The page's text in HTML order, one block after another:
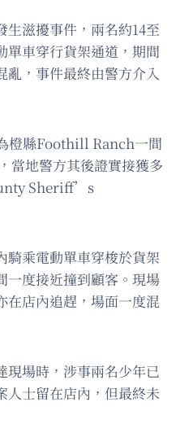
生滋擾事件，兩名約14至
單車穿行貨架通道，期間
亂，事件最終由警方介入
橙縣Foothill Ranch一間
當地警方其後證實接獲多
Sheriff’s
騎乘電動單車穿梭於貨架
一度接近撞到顧客。現場
在店內追趕，場面一度混
現場時，涉事兩名少年已
人士留在店內，但最終未